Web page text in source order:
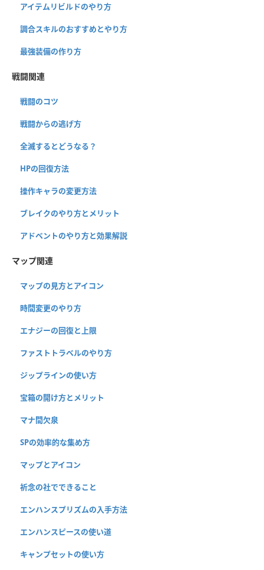
アイテムリビルドのやり方
調合スキルのおすすめとやり方
最強装備の作り方
戦闘関連
戦闘のコツ
戦闘からの逃げ方
全滅するとどうなる？
HPの回復方法
操作キャラの変更方法
ブレイクのやり方とメリット
アドベントのやり方と効果解説
マップ関連
マップの見方とアイコン
時間変更のやり方
エナジーの回復と上限
ファストトラベルのやり方
ジップラインの使い方
宝箱の開け方とメリット
マナ間欠泉
SPの効率的な集め方
マップとアイコン
祈念の社でできること
エンハンスプリズムの入手方法
エンハンスピースの使い道
キャンプセットの使い方